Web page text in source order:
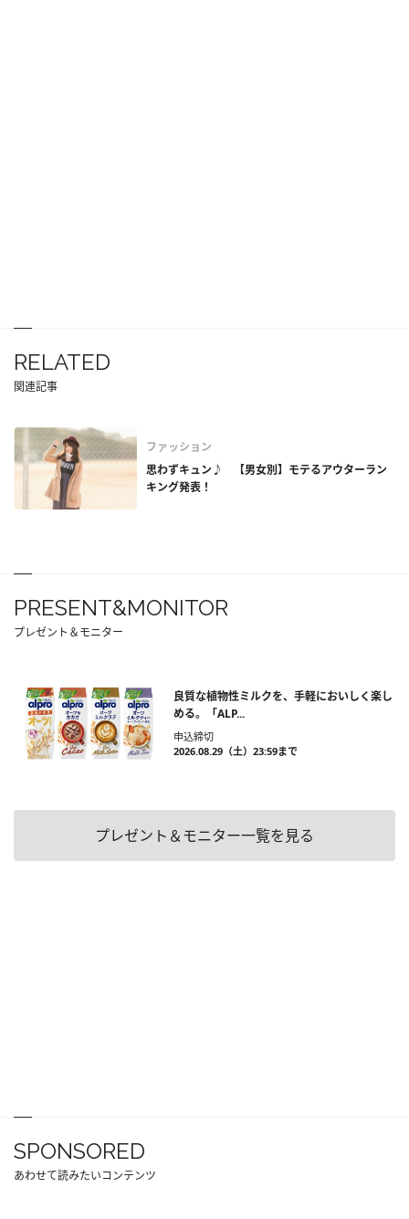
RELATED
関連記事
ファッション
思わずキュン♪ 【男女別】モテるアウターラン
キング発表！
PRESENT&MONITOR
プレゼント＆モニター
良質な植物性ミルクを、手軽においしく楽し
める。「ALP...
申込締切
2026.08.29（土）23:59まで
プレゼント＆モニター一覧を見る
SPONSORED
あわせて読みたいコンテンツ